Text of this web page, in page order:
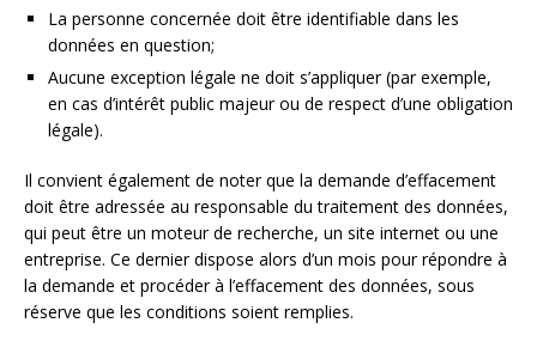
La personne concernée doit être identifiable dans les
données en question;
Aucune exception légale ne doit s’appliquer (par exemple,
en cas d’intérêt public majeur ou de respect d’une obligation
légale).
Il convient également de noter que la demande d’effacement
doit être adressée au responsable du traitement des données,
qui peut être un moteur de recherche, un site internet ou une
entreprise. Ce dernier dispose alors d’un mois pour répondre à
la demande et procéder à l’effacement des données, sous
réserve que les conditions soient remplies.